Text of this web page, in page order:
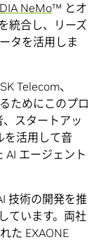
NeMo™ とオ
統合し、リーズ
タを活用しま
Telecom、
ためにこのプロ
スタートアッ
を活用して音
AI エージェント
技術の開発を推
ています。両社
た EXAONE